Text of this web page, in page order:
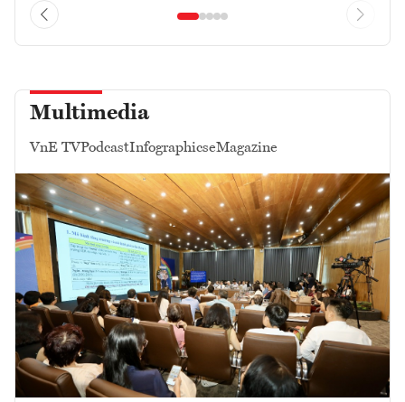
Multimedia
VnE TVPodcastInfographicseMagazine